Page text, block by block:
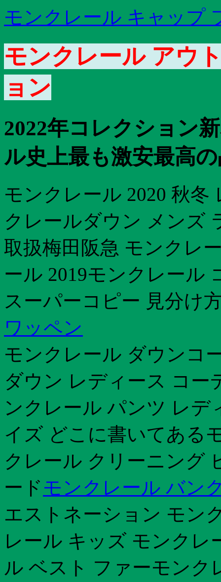
モンクレール キャップ
モンクレール アウ
ョン
2022年コレクション
ル史上最も激安最高
モンクレール 2020 秋
クレールダウン メンズ
取扱梅田阪急 モンクレ
ール 2019モンクレール
スーパーコピー 見分け
ワッペン
モンクレール ダウンコ
ダウン レディース コー
ンクレール パンツ レデ
イズ どこに書いてある
クレール クリーニング
ード モンクレール バン
エストネーション モン
レール キッズ モンクレ
ル ベスト ファーモンク